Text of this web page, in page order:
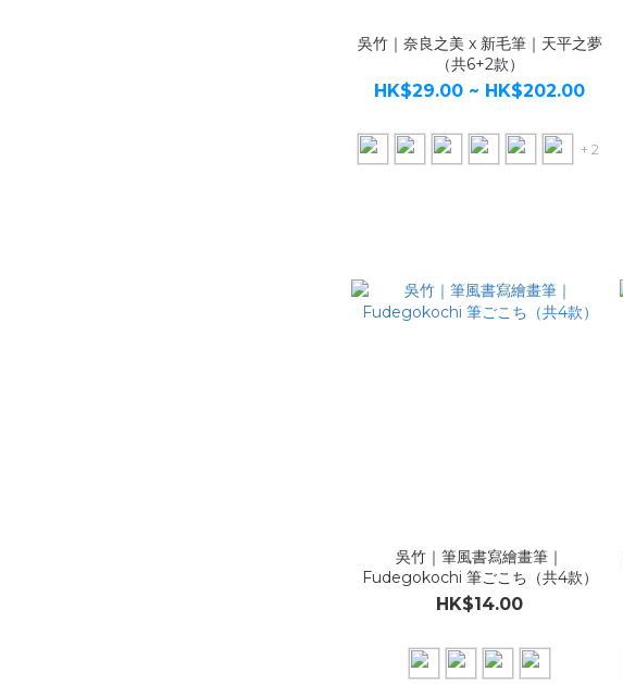
吳竹｜奈良之美 x 新毛筆｜天平之夢
（共6+2款）
HK$29.00 ~ HK$202.00
+ 2
吳竹｜筆風書寫繪畫筆｜
Fudegokochi 筆ごこち（共4款）
HK$14.00